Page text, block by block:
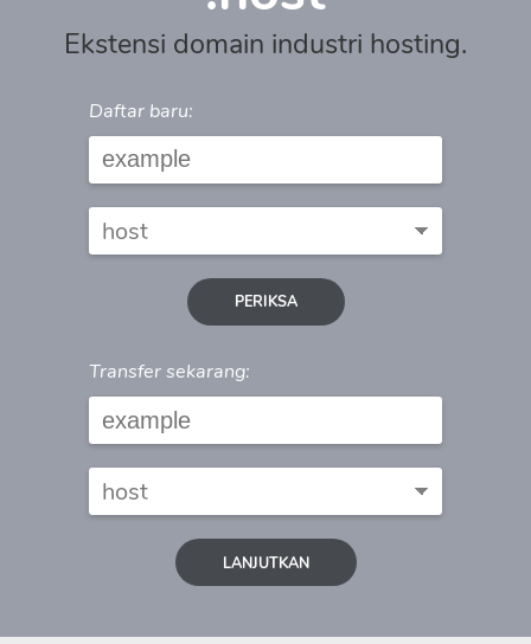
Ekstensi domain industri hosting.
Daftar baru:
PERIKSA
Transfer sekarang:
LANJUTKAN